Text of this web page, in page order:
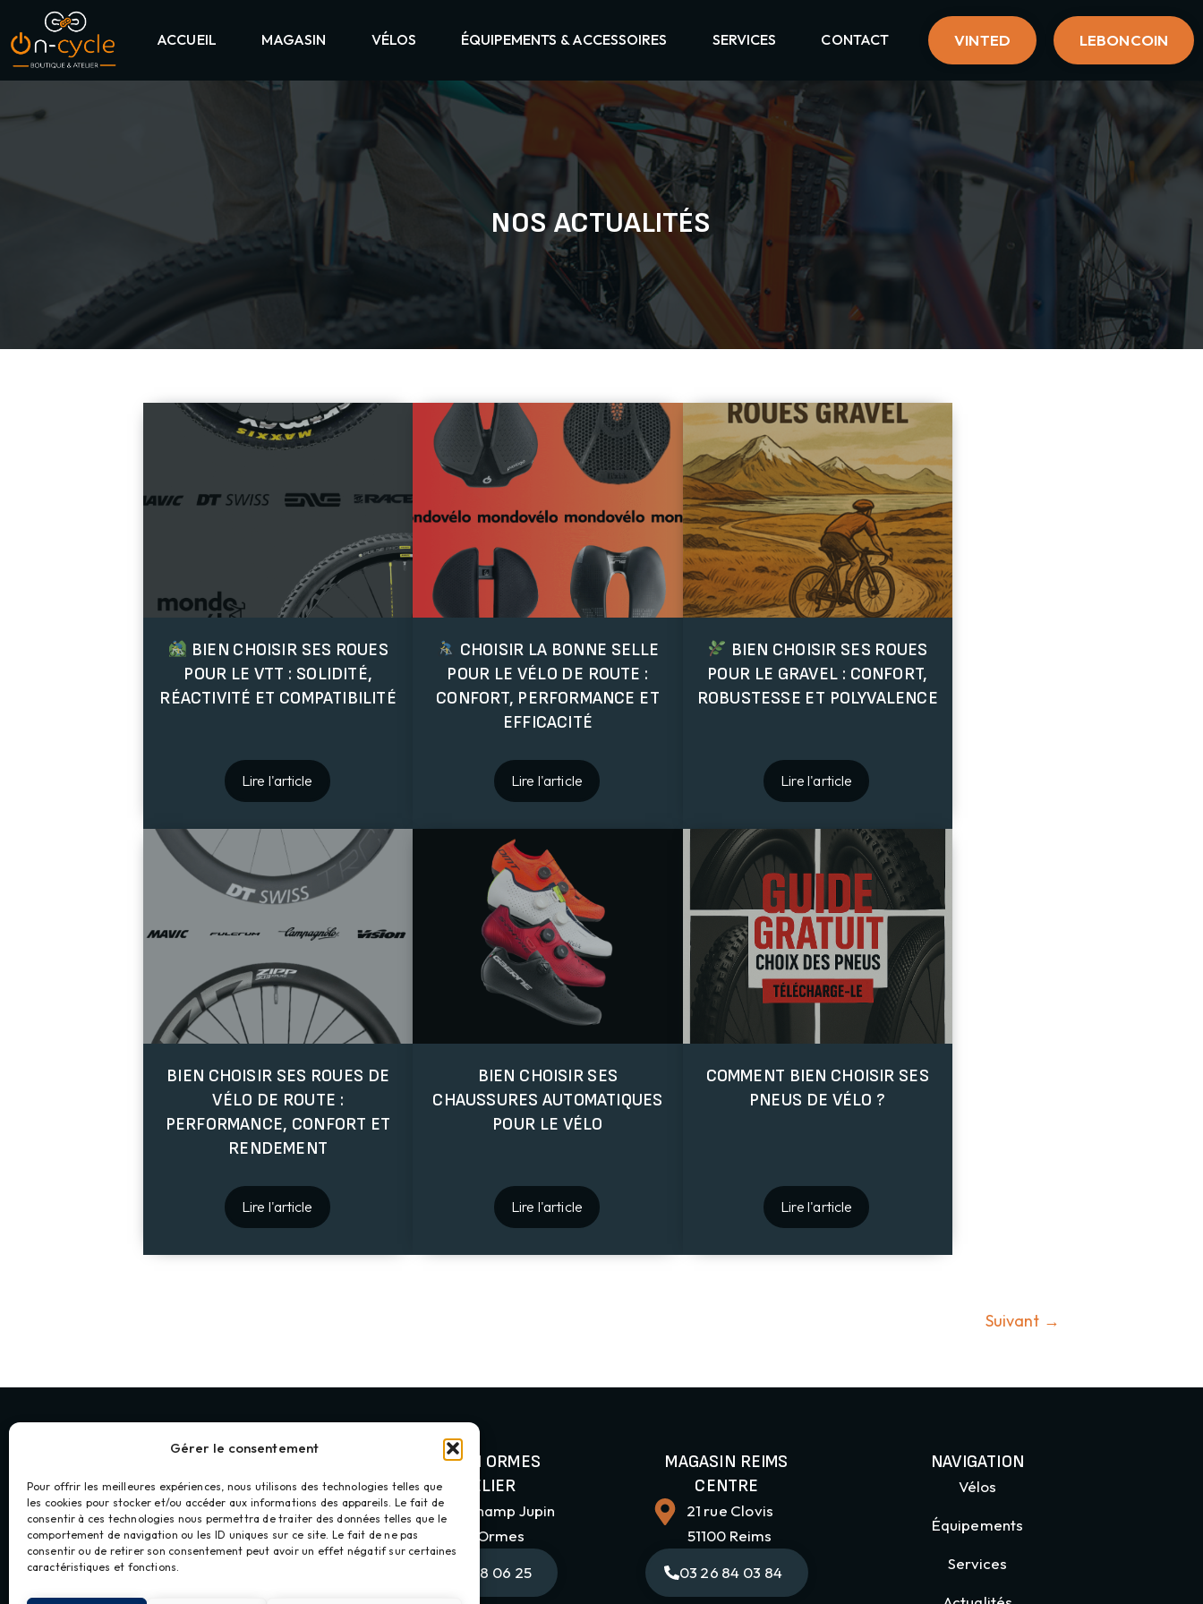
Gérer le consentement
Pour offrir les meilleures expériences, nous utilisons des technologies telles que
les cookies pour stocker et/ou accéder aux informations des appareils. Le fait de
consentir à ces technologies nous permettra de traiter des données telles que le
comportement de navigation ou les ID uniques sur ce site. Le fait de ne pas
consentir ou de retirer son consentement peut avoir un effet négatif sur certaines
caractéristiques et fonctions.
ACCUEIL MAGASIN VÉLOS ÉQUIPEMENTS & ACCESSOIRES SERVICES CONTACT VINTED LEBONCOIN
NOS ACTUALITÉS
BIEN CHOISIR SES ROUES
POUR LE VTT : SOLIDITÉ,
RÉACTIVITÉ ET COMPATIBILITÉ
Lire l'article
CHOISIR LA BONNE SELLE
POUR LE VÉLO DE ROUTE :
CONFORT, PERFORMANCE ET
EFFICACITÉ
Lire l'article
BIEN CHOISIR SES ROUES
POUR LE GRAVEL : CONFORT,
ROBUSTESSE ET POLYVALENCE
Lire l'article
BIEN CHOISIR SES ROUES DE
VÉLO DE ROUTE :
PERFORMANCE, CONFORT ET
RENDEMENT
Lire l'article
BIEN CHOISIR SES
CHAUSSURES AUTOMATIQUES
POUR LE VÉLO
Lire l'article
COMMENT BIEN CHOISIR SES
PNEUS DE VÉLO ?
Lire l'article
Suivant →
MAGASIN ORMES
& ATELIER
2 Rue du Champ Jupin
51370 Ormes
03 26 88 06 25
MAGASIN REIMS
CENTRE
21 rue Clovis
51100 Reims
03 26 84 03 84
NAVIGATION
Vélos
Équipements
Services